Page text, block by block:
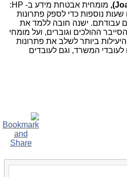
), מומחית אבטחת מידע ב- HP
:
נוספות כדי לספק פתרונות
עבודתם. ישנה חובה ללמד את
ההולכים וגוברים, ועל מומחי
ביותר לשלב את פתרונות
המשרד, וגם לעובדים